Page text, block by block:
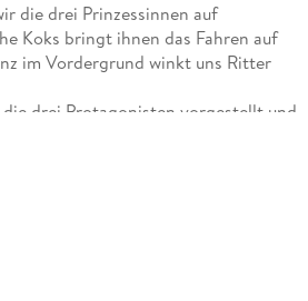
die drei Prinzessinnen auf
Koks bringt ihnen das Fahren auf
im Vordergrund winkt uns Ritter
drei Protagonisten vorgestellt und